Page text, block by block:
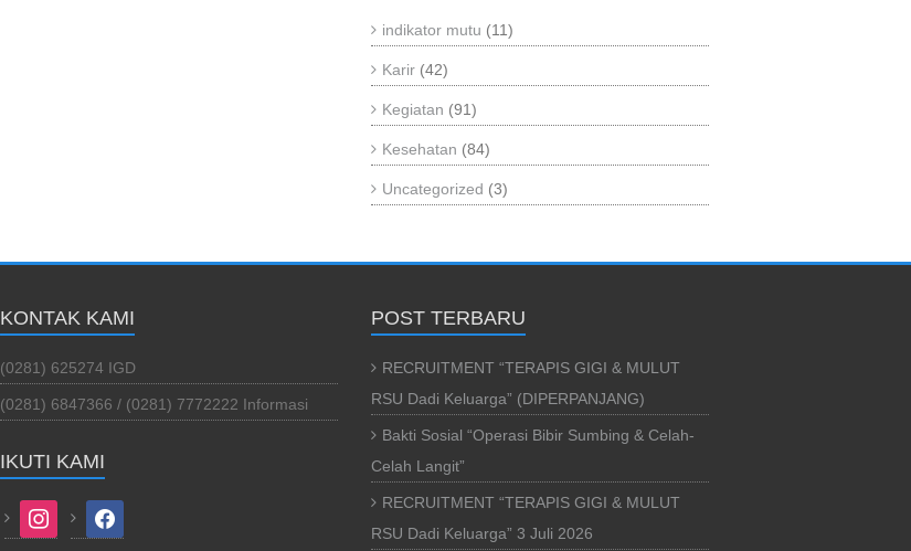
indikator mutu (11)
Karir (42)
Kegiatan (91)
Kesehatan (84)
Uncategorized (3)
KONTAK KAMI
(0281) 625274 IGD
(0281) 6847366 / (0281) 7772222 Informasi
IKUTI KAMI
instagram facebook
POST TERBARU
RECRUITMENT “TERAPIS GIGI & MULUT
RSU Dadi Keluarga” (DIPERPANJANG)
Bakti Sosial “Operasi Bibir Sumbing & Celah-
Celah Langit”
RECRUITMENT “TERAPIS GIGI & MULUT
RSU Dadi Keluarga” 3 Juli 2026